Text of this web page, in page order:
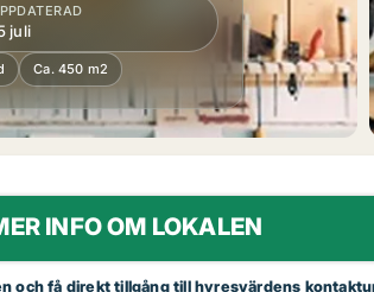
juli
Ca. 450 m2
INFO OM LOKALEN
och få direkt tillgång till hyresvärdens